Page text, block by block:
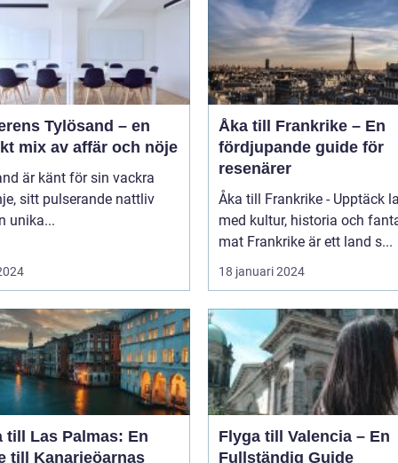
Tylösand – en
mix av affär och nöje
är känt för sin vackra
sitt pulserande nattliv
unika...
Åka till Frankrike – En
fördjupande guide för
resenärer
Åka till Frankrike - Upptäck
med kultur, historia och
mat Frankrike är ett land s...
18 januari 2024
till Las Palmas: En
till Kanarieöarnas
Flyga till Valencia – En
Fullständig Guide